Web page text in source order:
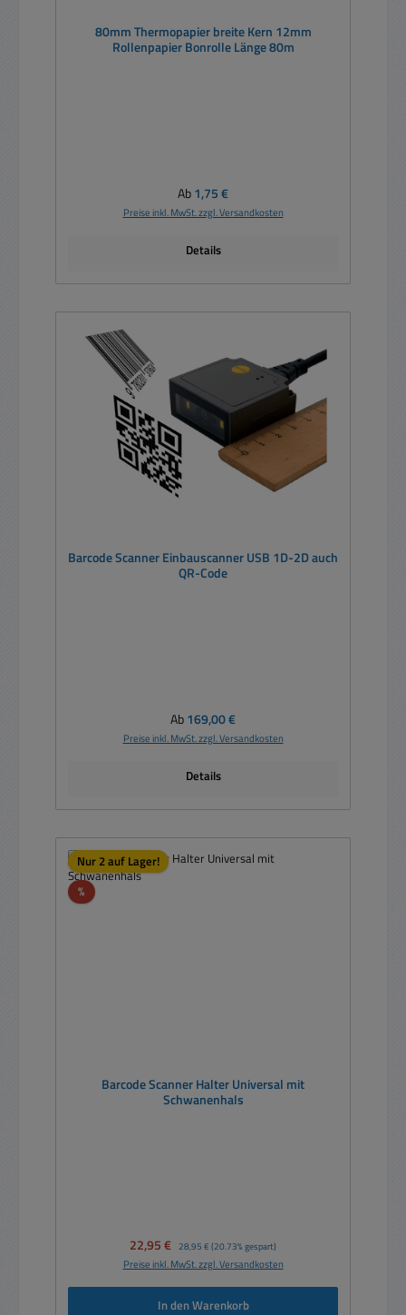
80mm Thermopapier breite Kern 12mm
Rollenpapier Bonrolle Länge 80m
Regulärer Preis:
Ab1,75 €
Preise inkl. MwSt. zzgl. Versandkosten
Details
Barcode Scanner Einbauscanner USB 1D-2D auch
QR-Code
Regulärer Preis:
Ab169,00 €
Preise inkl. MwSt. zzgl. Versandkosten
Details
Nur 2 auf Lager!
%Rabatt
Barcode Scanner Halter Universal mit
Schwanenhals
Verkaufspreis:
22,95 € Regulärer Preis:
28,95 € (20.73% gespart)
Preise inkl. MwSt. zzgl. Versandkosten
In den Warenkorb